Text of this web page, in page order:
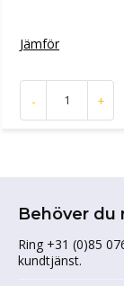
Jämför
- +
Behöver du
Ring +31 (0)85
kundtjänst.